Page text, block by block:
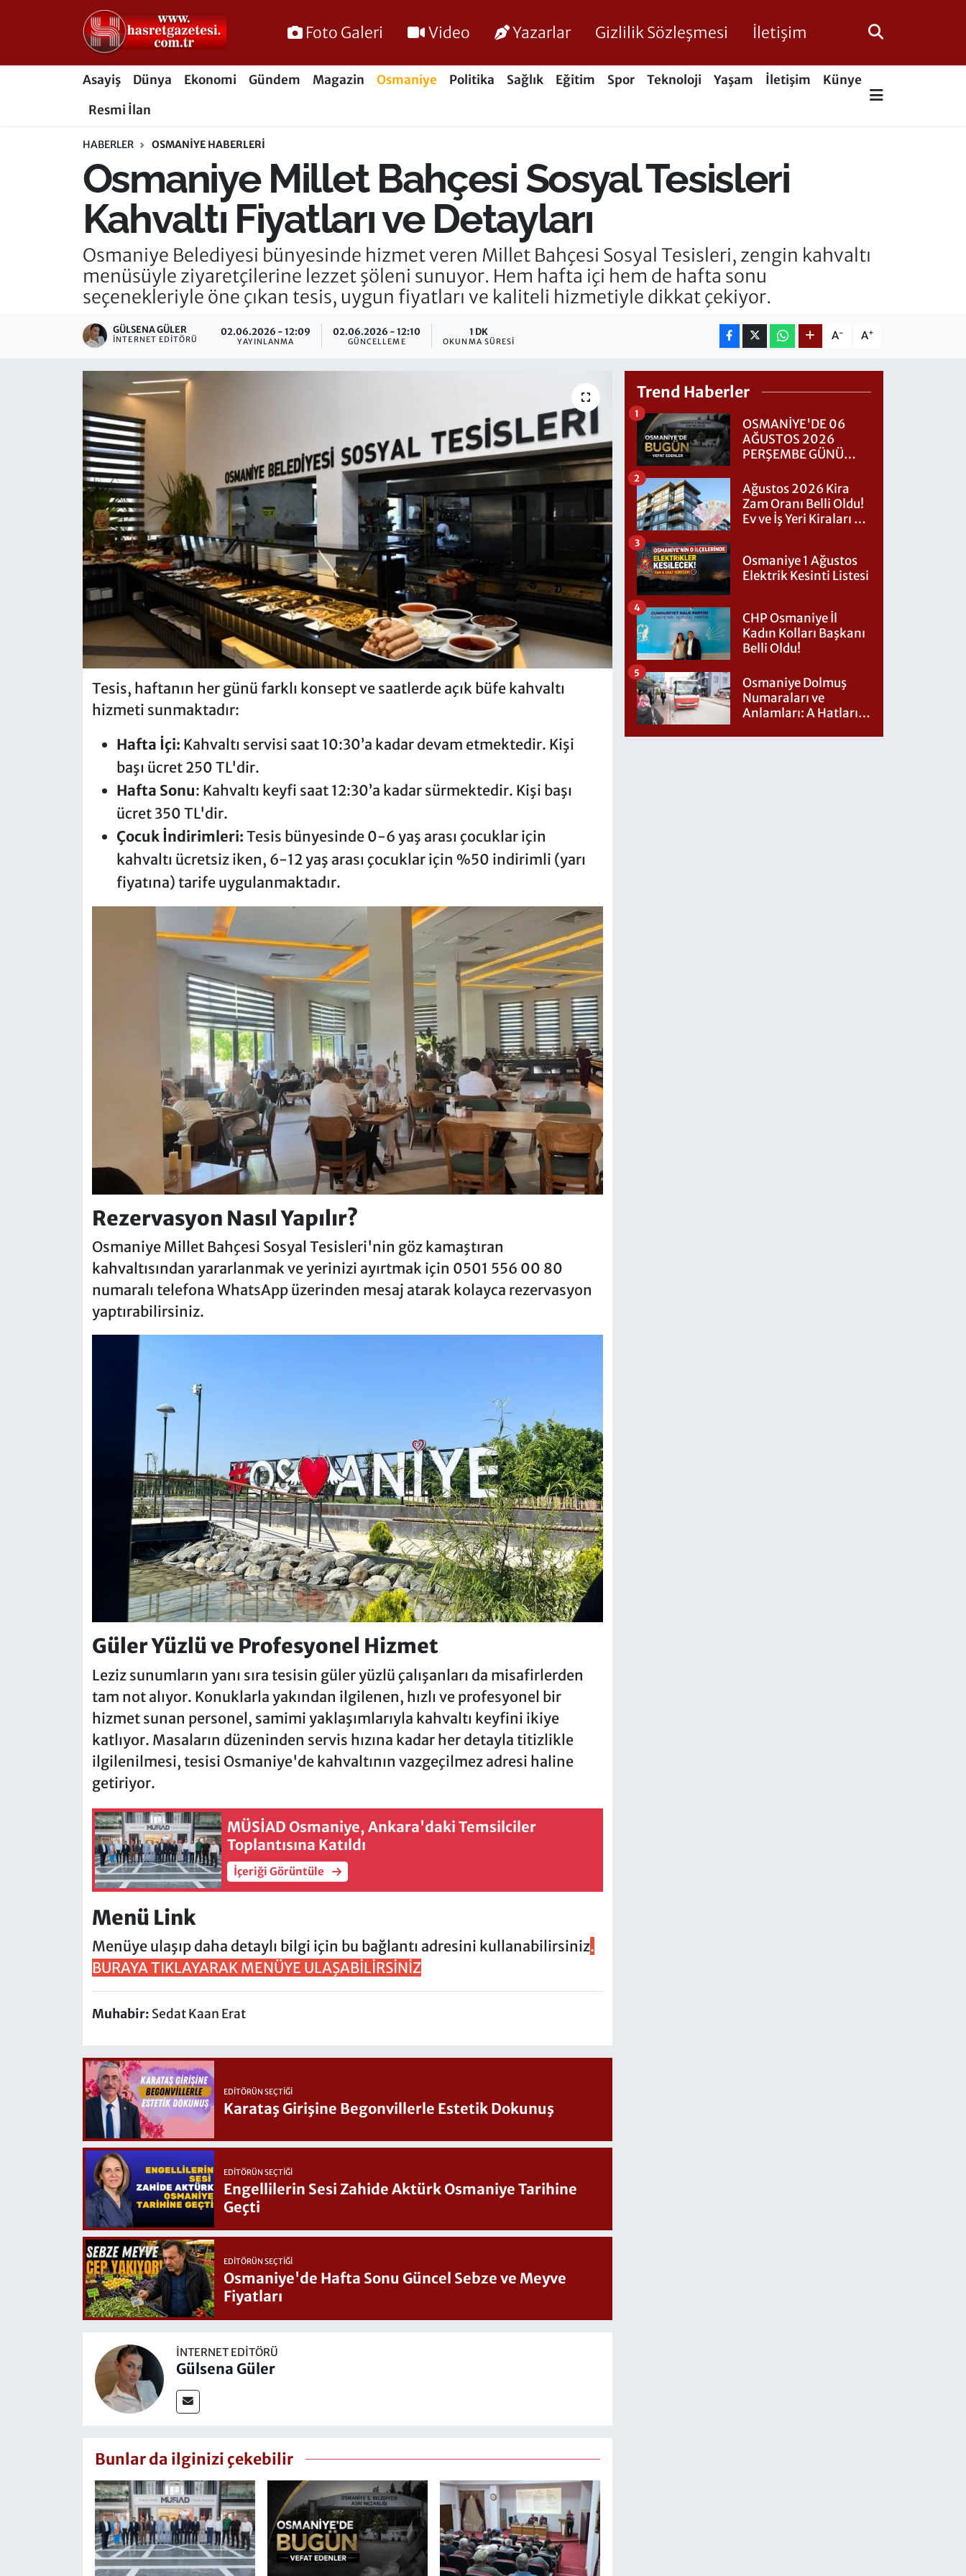
Foto Galeri Video Yazarlar Gizlilik Sözleşmesi İletişim
Asayiş Dünya Ekonomi Gündem Magazin Osmaniye Politika Sağlık Eğitim Spor Teknoloji Yaşam İletişim
Künye
Resmi İlan
HABERLER OSMANIYE HABERLERI
Osmaniye Millet Bahçesi Sosyal Tesisleri
Kahvaltı Fiyatları ve Detayları
Osmaniye Belediyesi bünyesinde hizmet veren Millet Bahçesi Sosyal Tesisleri, zengin kahvaltı
menüsüyle ziyaretçilerine lezzet şöleni sunuyor. Hem hafta içi hem de hafta sonu
seçenekleriyle öne çıkan tesis, uygun fiyatları ve kaliteli hizmetiyle dikkat çekiyor.
GÜLSENA GÜLER
İNTERNET EDITÖRÜ
02.06.2026 - 12:09
YAYINLANMA
02.06.2026 - 12:10
GÜNCELLEME
1 DK
OKUNMA SÜRESI A- A+
Tesis, haftanın her günü farklı konsept ve saatlerde açık büfe kahvaltı
hizmeti sunmaktadır:
Hafta İçi: Kahvaltı servisi saat 10:30’a kadar devam etmektedir. Kişi
başı ücret 250 TL'dir.
Hafta Sonu: Kahvaltı keyfi saat 12:30’a kadar sürmektedir. Kişi başı
ücret 350 TL'dir.
Çocuk İndirimleri: Tesis bünyesinde 0-6 yaş arası çocuklar için
kahvaltı ücretsiz iken, 6-12 yaş arası çocuklar için %50 indirimli (yarı
fiyatına) tarife uygulanmaktadır.
Rezervasyon Nasıl Yapılır?
Osmaniye Millet Bahçesi Sosyal Tesisleri'nin göz kamaştıran
kahvaltısından yararlanmak ve yerinizi ayırtmak için 0501 556 00 80
numaralı telefona WhatsApp üzerinden mesaj atarak kolayca rezervasyon
yaptırabilirsiniz.
Güler Yüzlü ve Profesyonel Hizmet
Leziz sunumların yanı sıra tesisin güler yüzlü çalışanları da misafirlerden
tam not alıyor. Konuklarla yakından ilgilenen, hızlı ve profesyonel bir
hizmet sunan personel, samimi yaklaşımlarıyla kahvaltı keyfini ikiye
katlıyor. Masaların düzeninden servis hızına kadar her detayla titizlikle
ilgilenilmesi, tesisi Osmaniye'de kahvaltının vazgeçilmez adresi haline
getiriyor.
MÜSİAD Osmaniye, Ankara'daki Temsilciler
Toplantısına Katıldı
İçeriği Görüntüle
Menü Link
Menüye ulaşıp daha detaylı bilgi için bu bağlantı adresini kullanabilirsiniz.
BURAYA TIKLAYARAK MENÜYE ULAŞABİLİRSİNİZ
Muhabir: Sedat Kaan Erat
EDITÖRÜN SEÇTIĞI
Karataş Girişine Begonvillerle Estetik Dokunuş
EDITÖRÜN SEÇTIĞI
Engellilerin Sesi Zahide Aktürk Osmaniye Tarihine
Geçti
EDITÖRÜN SEÇTIĞI
Osmaniye'de Hafta Sonu Güncel Sebze ve Meyve
Fiyatları
İNTERNET EDITÖRÜ
Gülsena Güler
Bunlar da ilginizi çekebilir
Trend Haberler
OSMANİYE'DE 06
AĞUSTOS 2026
PERŞEMBE GÜNÜ
1
Ağustos 2026 Kira
Zam Oranı Belli Oldu!
Ev ve İş Yeri Kiraları Ne
2
Osmaniye 1 Ağustos
Elektrik Kesinti Listesi
3
CHP Osmaniye İl
Kadın Kolları Başkanı
Belli Oldu!
4
Osmaniye Dolmuş
Numaraları ve
Anlamları: A Hatları
5
Osmaniye Nöbetçi Eczaneler
Osmaniye Hava Durumu
Süper Lig Puan Durumu ve Fikstür
Tüm Manşetler
Son Dakika Haberleri
Haber Arşivi